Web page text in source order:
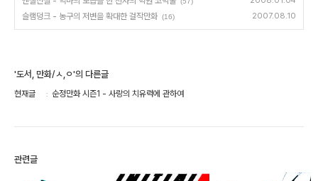
슬램덩크 - 농구의 저변을 확대한 걸작만화 (16) 2007.08.10
'도서, 만화/ㅅ,ㅇ'의 다른글
현재글 순정만화 시즌1 - 사랑의 치유력에 관하여
관련글